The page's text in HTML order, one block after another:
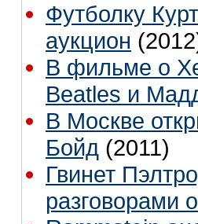
Футболку
аукцион
В фильме о
Beatles и
В Москве
Бойд (2011)
Гвинет
разговорами